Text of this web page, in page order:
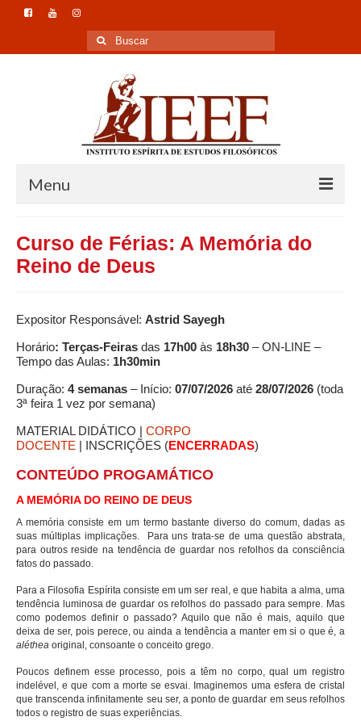
Buscar
por:
Menu
Instituto
Pesquisa
Publicação
Alunos
Eventos
Vídeos e Palestras
Fale Conosco
Localização
Curso de Férias: A Memória do
Reino de Deus
Expositor Responsável: Astrid Sayegh
Horário: Terças-Feiras das 17h00 às 18h30 – ON-LINE –
Tempo das Aulas: 1h30min
Duração: 4 semanas – Início: 07/07/2026 até 28/07/2026 (toda
3ª feira 1 vez por semana)
MATERIAL DIDÁTICO | CORPO
DOCENTE | INSCRIÇÕES (ENCERRADAS)
CONTEÚDO PROGAMÁTICO
A MEMÓRIA DO REINO DE DEUS
A memória consiste em um termo bastante diverso do comum, dadas as
suas múltiplas implicações. Para uns trata-se de uma questão abstrata,
para outros reside na tendência de guardar nos refolhos da consciência
fatos do passado.
Para a Filosofia Espírita consiste em um ser real, e que habita a alma, uma
tendência luminosa de guardar os refolhos do passado para sempre. Mas
como podemos definir o passado? Aquilo que não é mais, aquilo que
deixa de ser, pois perece, ou ainda a tendência a manter em si o que é, a
aléthea original, consoante o conceito grego.
Poucos definem esse processo, pois a têm no corpo, qual um registro
indelével, e que com a morte se esvai. Imaginemos uma esfera de cristal
que transcenda infinitamente seu ser, a ponto de guardar em seus refolhos
todos o registro de suas experiências.